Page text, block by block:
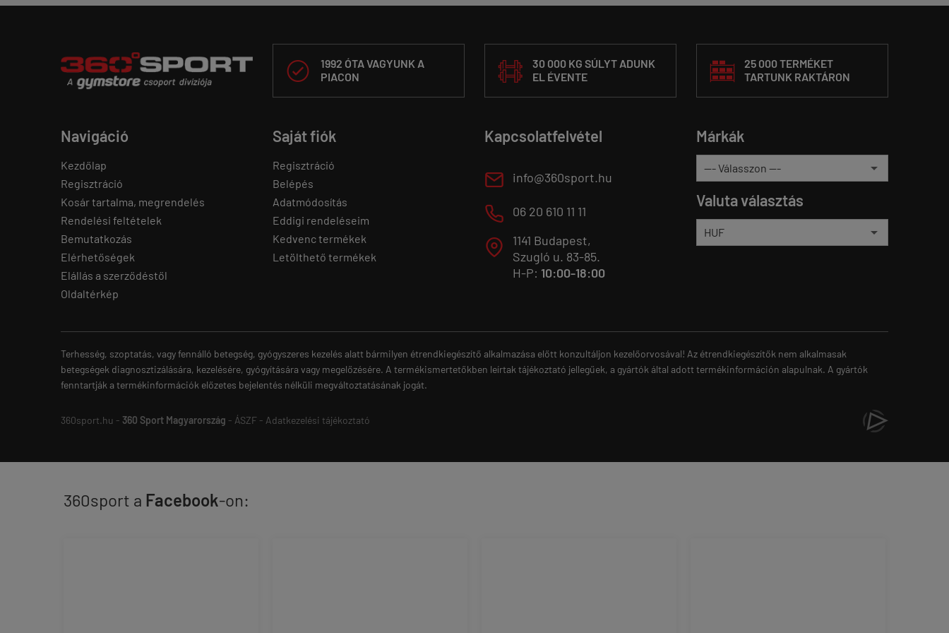

1992 ÓTA VAGYUNK A
PIACON
30 000 KG SÚLYT ADUNK
EL ÉVENTE
25 000 TERMÉKET
TARTUNK RAKTÁRON
Navigáció
Kezdőlap
Regisztráció
Kosár tartalma, megrendelés
Rendelési feltételek
Bemutatkozás
Elérhetőségek
Elállás a szerződéstől
Oldaltérkép
Saját fiók
Regisztráció
Belépés
Adatmódosítás
Eddigi rendeléseim
Kedvenc termékek
Letölthető termékek
Kapcsolatfelvétel
E info@360sport.hu
M 06 20 610 11 11
T
1141 Budapest,
Szugló u. 83-85.
H-P: 10:00-18:00
Márkák
Valuta választás
Terhesség, szoptatás, vagy fennálló betegség, gyógyszeres kezelés alatt bármilyen étrendkiegészítő alkalmazása előtt konzultáljon kezelőorvosával! Az étrendkiegészítők nem alkalmasak
betegségek diagnosztizálására, kezelésére, gyógyítására vagy megelőzésére. A termékismertetőkben leírtak tájékoztató jellegűek, a gyártók által adott termékinformáción alapulnak. A gyártók
fenntartják a termékinformációk előzetes bejelentés nélküli megváltoztatásának jogát.
360sport.hu - 360 Sport Magyarország - ÁSZF - Adatkezelési tájékoztató
360sport a Facebook-on: